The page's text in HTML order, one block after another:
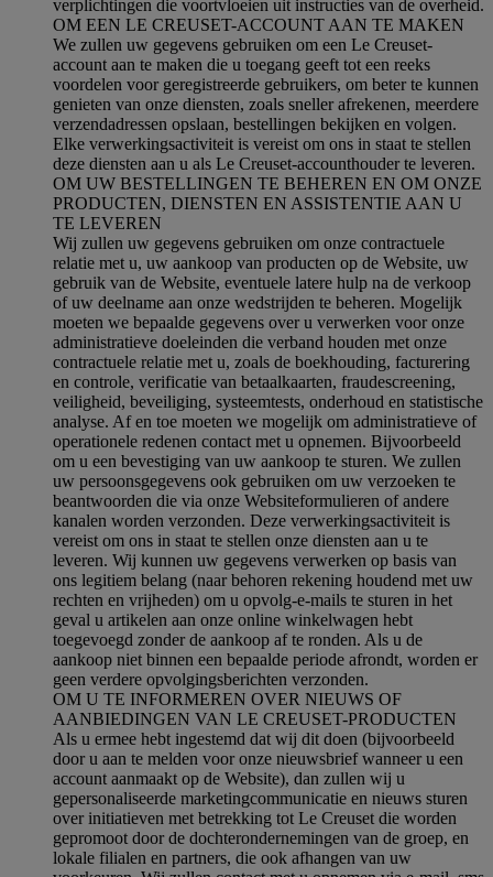
verplichtingen die voortvloeien uit instructies van de overheid.
OM EEN LE CREUSET-ACCOUNT AAN TE MAKEN
We zullen uw gegevens gebruiken om een Le Creuset-
account aan te maken die u toegang geeft tot een reeks
voordelen voor geregistreerde gebruikers, om beter te kunnen
genieten van onze diensten, zoals sneller afrekenen, meerdere
verzendadressen opslaan, bestellingen bekijken en volgen.
Elke verwerkingsactiviteit is vereist om ons in staat te stellen
deze diensten aan u als Le Creuset-accounthouder te leveren.
OM UW BESTELLINGEN TE BEHEREN EN OM ONZE
PRODUCTEN, DIENSTEN EN ASSISTENTIE AAN U
TE LEVEREN
Wij zullen uw gegevens gebruiken om onze contractuele
relatie met u, uw aankoop van producten op de Website, uw
gebruik van de Website, eventuele latere hulp na de verkoop
of uw deelname aan onze wedstrijden te beheren. Mogelijk
moeten we bepaalde gegevens over u verwerken voor onze
administratieve doeleinden die verband houden met onze
contractuele relatie met u, zoals de boekhouding, facturering
en controle, verificatie van betaalkaarten, fraudescreening,
veiligheid, beveiliging, systeemtests, onderhoud en statistische
analyse. Af en toe moeten we mogelijk om administratieve of
operationele redenen contact met u opnemen. Bijvoorbeeld
om u een bevestiging van uw aankoop te sturen. We zullen
uw persoonsgegevens ook gebruiken om uw verzoeken te
beantwoorden die via onze Websiteformulieren of andere
kanalen worden verzonden. Deze verwerkingsactiviteit is
vereist om ons in staat te stellen onze diensten aan u te
leveren. Wij kunnen uw gegevens verwerken op basis van
ons legitiem belang (naar behoren rekening houdend met uw
rechten en vrijheden) om u opvolg-e-mails te sturen in het
geval u artikelen aan onze online winkelwagen hebt
toegevoegd zonder de aankoop af te ronden. Als u de
aankoop niet binnen een bepaalde periode afrondt, worden er
geen verdere opvolgingsberichten verzonden.
OM U TE INFORMEREN OVER NIEUWS OF
AANBIEDINGEN VAN LE CREUSET-PRODUCTEN
Als u ermee hebt ingestemd dat wij dit doen (bijvoorbeeld
door u aan te melden voor onze nieuwsbrief wanneer u een
account aanmaakt op de Website), dan zullen wij u
gepersonaliseerde marketingcommunicatie en nieuws sturen
over initiatieven met betrekking tot Le Creuset die worden
gepromoot door de dochterondernemingen van de groep, en
lokale filialen en partners, die ook afhangen van uw